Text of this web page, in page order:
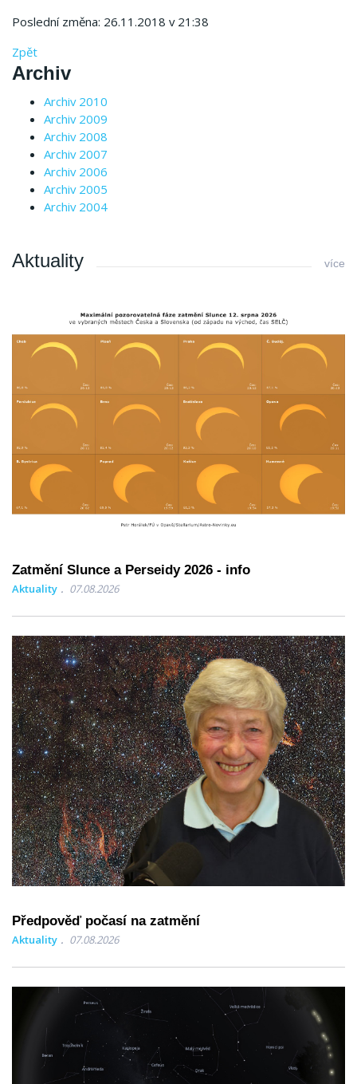
Poslední změna: 26.11.2018 v 21:38
Zpět
Archiv
Archiv 2010
Archiv 2009
Archiv 2008
Archiv 2007
Archiv 2006
Archiv 2005
Archiv 2004
Aktuality více
Zatmění Slunce a Perseidy 2026 - info
Aktuality 07.08.2026
Předpověď počasí na zatmění
Aktuality 07.08.2026